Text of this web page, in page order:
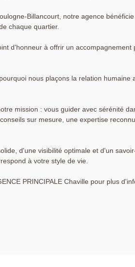
Billancourt, notre agence
chaque quartier.
d'honneur à offrir un accompagnement
nous plaçons la relation humaine
mission : vous guider avec sérénité
sur mesure, une expertise
d'une visibilité optimale et d'un
à votre style de vie.
PRINCIPALE Chaville pour plus